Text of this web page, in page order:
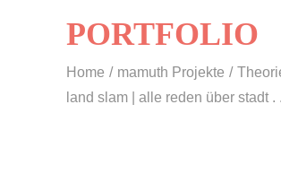
PORTFOLIO
Home mamuth Projekte
land slam | alle reden über stadt .